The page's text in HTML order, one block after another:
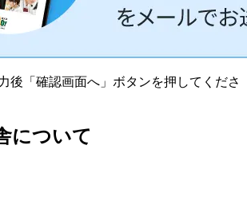
後「確認画面へ」ボタンを押してくださ
について